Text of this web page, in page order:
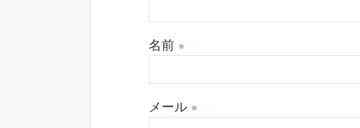
名前 ※
メール ※